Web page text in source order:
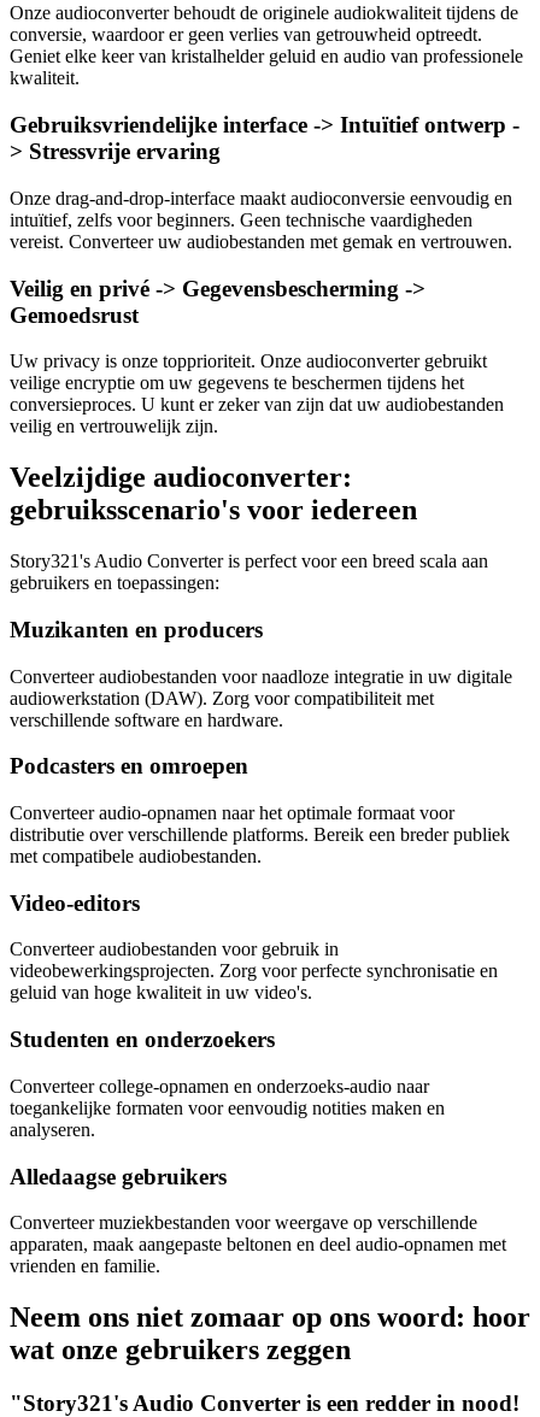
Onze audioconverter behoudt de originele audiokwaliteit tijdens de
conversie, waardoor er geen verlies van getrouwheid optreedt.
Geniet elke keer van kristalhelder geluid en audio van professionele
kwaliteit.
Gebruiksvriendelijke interface -> Intuïtief ontwerp -
> Stressvrije ervaring
Onze drag-and-drop-interface maakt audioconversie eenvoudig en
intuïtief, zelfs voor beginners. Geen technische vaardigheden
vereist. Converteer uw audiobestanden met gemak en vertrouwen.
Veilig en privé -> Gegevensbescherming ->
Gemoedsrust
Uw privacy is onze topprioriteit. Onze audioconverter gebruikt
veilige encryptie om uw gegevens te beschermen tijdens het
conversieproces. U kunt er zeker van zijn dat uw audiobestanden
veilig en vertrouwelijk zijn.
Veelzijdige audioconverter:
gebruiksscenario's voor iedereen
Story321's Audio Converter is perfect voor een breed scala aan
gebruikers en toepassingen:
Muzikanten en producers
Converteer audiobestanden voor naadloze integratie in uw digitale
audiowerkstation (DAW). Zorg voor compatibiliteit met
verschillende software en hardware.
Podcasters en omroepen
Converteer audio-opnamen naar het optimale formaat voor
distributie over verschillende platforms. Bereik een breder publiek
met compatibele audiobestanden.
Video-editors
Converteer audiobestanden voor gebruik in
videobewerkingsprojecten. Zorg voor perfecte synchronisatie en
geluid van hoge kwaliteit in uw video's.
Studenten en onderzoekers
Converteer college-opnamen en onderzoeks-audio naar
toegankelijke formaten voor eenvoudig notities maken en
analyseren.
Alledaagse gebruikers
Converteer muziekbestanden voor weergave op verschillende
apparaten, maak aangepaste beltonen en deel audio-opnamen met
vrienden en familie.
Neem ons niet zomaar op ons woord: hoor
wat onze gebruikers zeggen
"Story321's Audio Converter is een redder in nood!